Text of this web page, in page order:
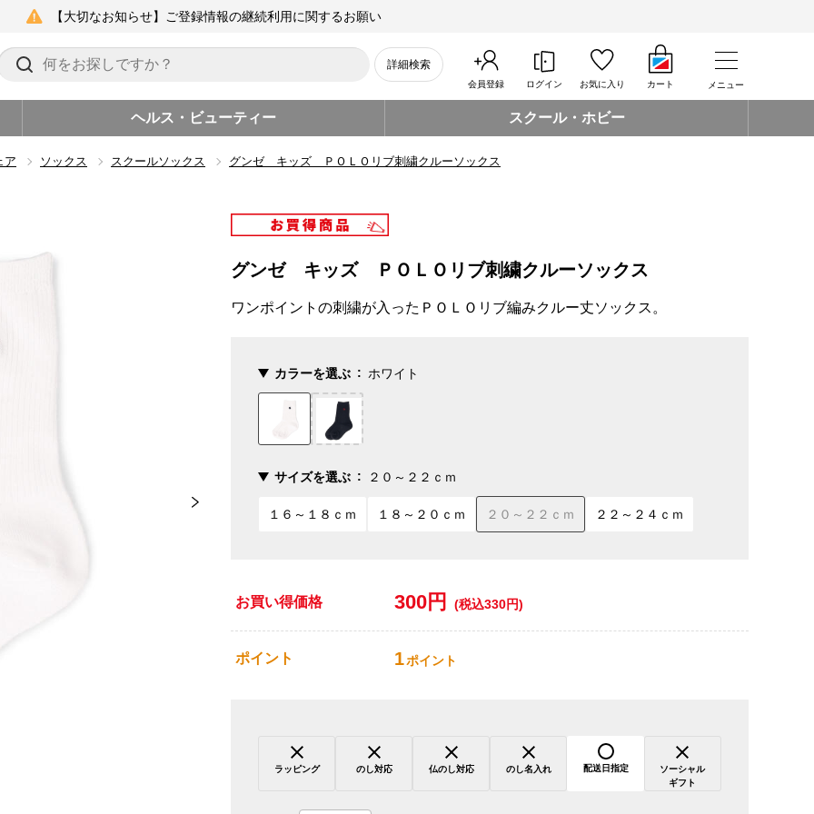
【大切なお知らせ】ご登録情報の継続利用に関するお願い
詳細検索
会員登録 ログイン お気に入り カート メニュー
ヘルス・ビューティー スクール・ホビー
ア ソックス スクールソックス グンゼ キッズ ＰＯＬＯリブ刺繍クルーソックス
グンゼ キッズ ＰＯＬＯリブ刺繍クルーソックス
ワンポイントの刺繍が入ったＰＯＬＯリブ編みクルー丈ソックス。
カラーを選ぶ ホワイト
サイズを選ぶ ２０～２２ｃｍ
１６～１８ｃｍ １８～２０ｃｍ ２０～２２ｃｍ ２２～２４ｃｍ
お買い得価格 300円 (税込330円)
ポイント 1ポイント
ラッピング のし対応 仏のし対応 のし名入れ 配送日指定
ソーシャル
ギフト